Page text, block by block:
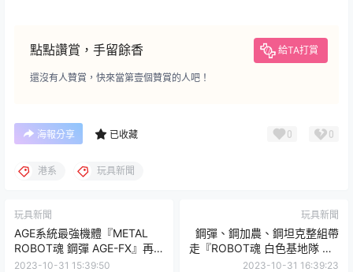
點點讚賞，手留餘香 給TA打賞
還沒有人贊賞，快來當第壹個贊賞的人吧！
海報分享 已收藏 0 0
港系 玩具新聞
玩具新聞
AGE系統最強機體『METAL
ROBOT魂 鋼彈 AGE-FX』再
現 C 感應砲華麗戰鬥姿態！
2023-10-31 15:39:50
玩具新聞
鋼彈、鋼加農、鋼坦克整組帶
走『ROBOT魂 白色基地隊 MS
套組 ver. A.N.I.M.E.』追加原
2023-10-31 16:39:23